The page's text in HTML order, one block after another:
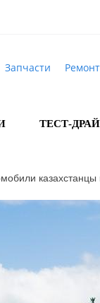
Запчасти
ТЕСТ-
казахстанцы